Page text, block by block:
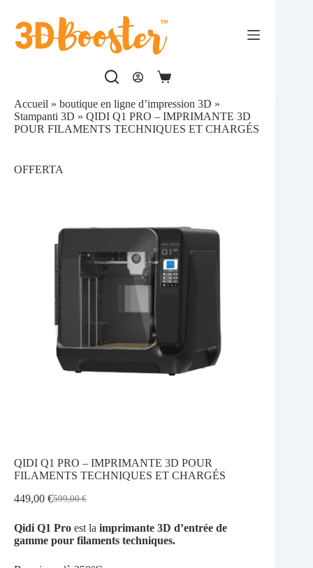
contenu
Panier
Accueil » boutique en ligne d’impression 3D »
Stampanti 3D » QIDI Q1 PRO – IMPRIMANTE 3D
POUR FILAMENTS TECHNIQUES ET CHARGÉS
OFFERTA
QIDI Q1 PRO – IMPRIMANTE 3D POUR
FILAMENTS TECHNIQUES ET CHARGÉS
599,00€
Le
initial
était :
449,00 €Le
actuel
est :
Qidi Q1 Pro est la imprimante 3D d’entrée de
gamme pour filaments techniques.